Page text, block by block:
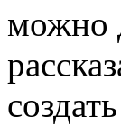
можно